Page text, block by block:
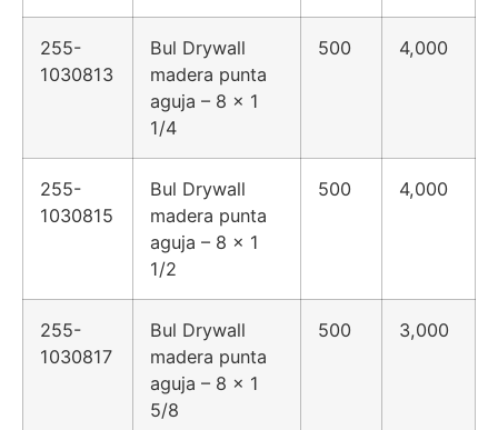
255-
1030813
Bul Drywall
madera punta
aguja – 8 x 1
1/4
500 4,000
255-
1030815
Bul Drywall
madera punta
aguja – 8 x 1
1/2
500 4,000
255-
1030817
Bul Drywall
madera punta
aguja – 8 x 1
5/8
500 3,000